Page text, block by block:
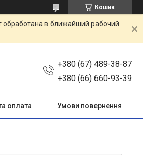
Кошик
обработана в ближайший рабочий
+380 (67) 489-38-87
+380 (66) 660-93-39
оплата Умови повернення